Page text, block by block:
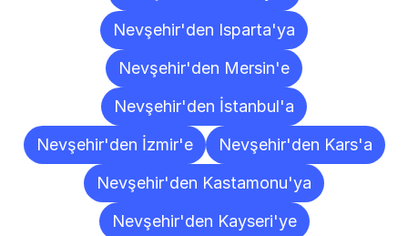
Nevşehir'den Isparta'ya
Nevşehir'den Mersin'e
Nevşehir'den İstanbul'a
Nevşehir'den İzmir'e
Nevşehir'den Kars'a
Nevşehir'den Kastamonu'ya
Nevşehir'den Kayseri'ye